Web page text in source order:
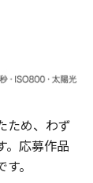
ため、わず
。応募作品
。